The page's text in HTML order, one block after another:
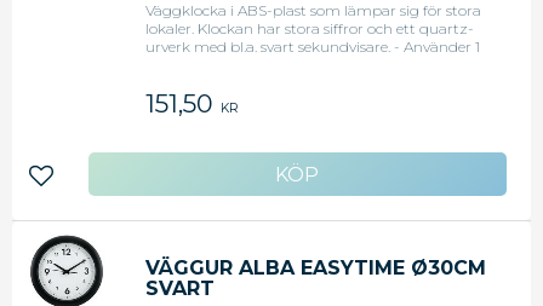
Väggklocka i ABS-plast som lämpar sig för stora
lokaler. Klockan har stora siffror och ett quartz-
urverk med bl.a. svart sekundvisare. - Använder 1
151,50 KR
Lägg till i favoriter
VÄGGUR ALBA EASYTIME Ø30CM
SVART